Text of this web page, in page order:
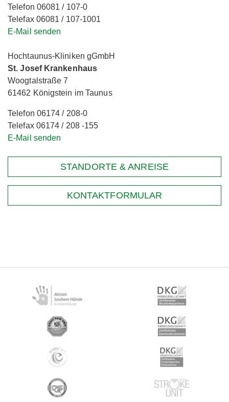
Telefon 06081 / 107-0
Telefax 06081 / 107-1001
E-Mail senden
Hochtaunus-Kliniken gGmbH
St. Josef Krankenhaus
Woogtalstraße 7
61462 Königstein im Taunus
Telefon 06174 / 208-0
Telefax 06174 / 208 -155
E-Mail senden
STANDORTE & ANREISE
KONTAKTFORMULAR